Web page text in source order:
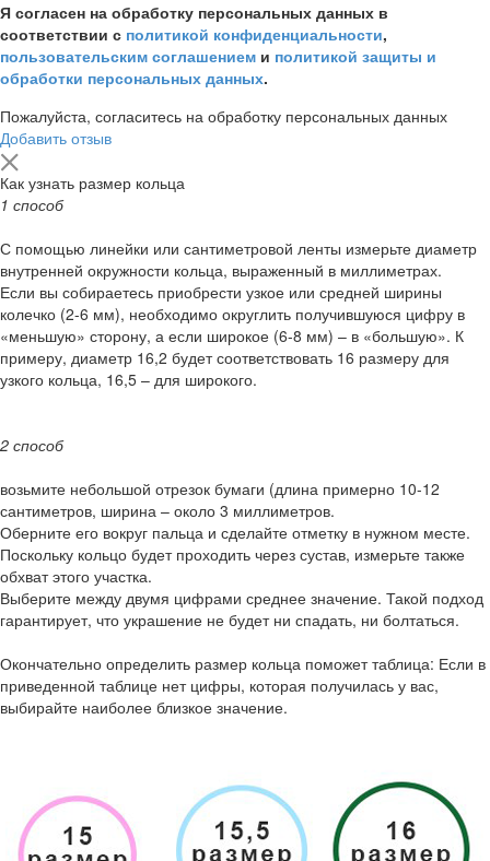
Я согласен на обработку персональных данных в
соответствии с политикой конфиденциальности,
пользовательским соглашением и политикой защиты и
обработки персональных данных.
Пожалуйста, согласитесь на обработку персональных данных
Добавить отзыв
Как узнать размер кольца
1 способ
С помощью линейки или сантиметровой ленты измерьте диаметр
внутренней окружности кольца, выраженный в миллиметрах.
Если вы собираетесь приобрести узкое или средней ширины
колечко (2-6 мм), необходимо округлить получившуюся цифру в
«меньшую» сторону, а если широкое (6-8 мм) – в «большую». К
примеру, диаметр 16,2 будет соответствовать 16 размеру для
узкого кольца, 16,5 – для широкого.
2 способ
возьмите небольшой отрезок бумаги (длина примерно 10-12
сантиметров, ширина – около 3 миллиметров.
Оберните его вокруг пальца и сделайте отметку в нужном месте.
Поскольку кольцо будет проходить через сустав, измерьте также
обхват этого участка.
Выберите между двумя цифрами среднее значение. Такой подход
гарантирует, что украшение не будет ни спадать, ни болтаться.
Окончательно определить размер кольца поможет таблица: Если в
приведенной таблице нет цифры, которая получилась у вас,
выбирайте наиболее близкое значение.